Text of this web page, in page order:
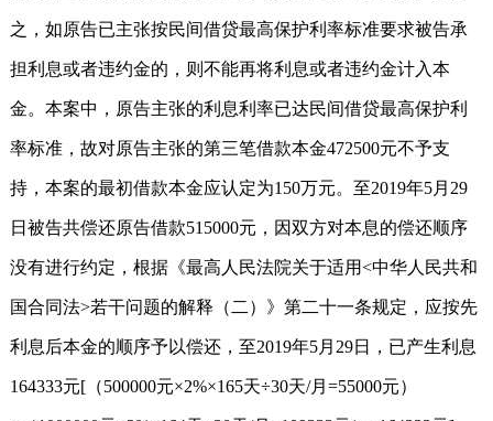
之，如原告已主张按民间借贷最高保护利率标准要求被告承
担利息或者违约金的，则不能再将利息或者违约金计入本
金。本案中，原告主张的利息利率已达民间借贷最高保护利
率标准，故对原告主张的第三笔借款本金472500元不予支
持，本案的最初借款本金应认定为150万元。至2019年5月29
日被告共偿还原告借款515000元，因双方对本息的偿还顺序
没有进行约定，根据《最高人民法院关于适用<中华人民共和
国合同法>若干问题的解释（二）》第二十一条规定，应按先
利息后本金的顺序予以偿还，至2019年5月29日，已产生利息
164333元[（500000元×2%×165天÷30天/月=55000元）